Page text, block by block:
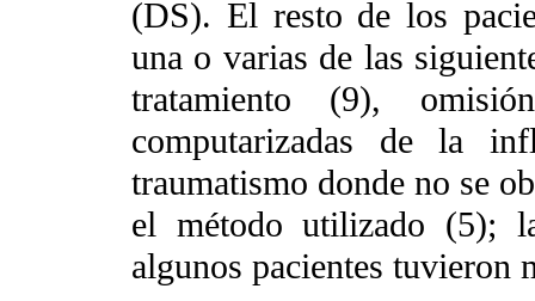
(DS). El resto de los
una o varias de las
tratamiento (9),
computarizadas de la
traumatismo donde no se
el método utilizado (5);
algunos pacientes tuvieron